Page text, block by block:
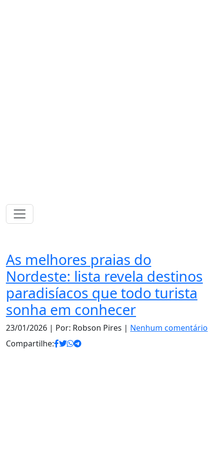
As melhores praias do
Nordeste: lista revela destinos
paradisíacos que todo turista
sonha em conhecer
23/01/2026 | Por: Robson Pires | Nenhum comentário
Compartilhe: